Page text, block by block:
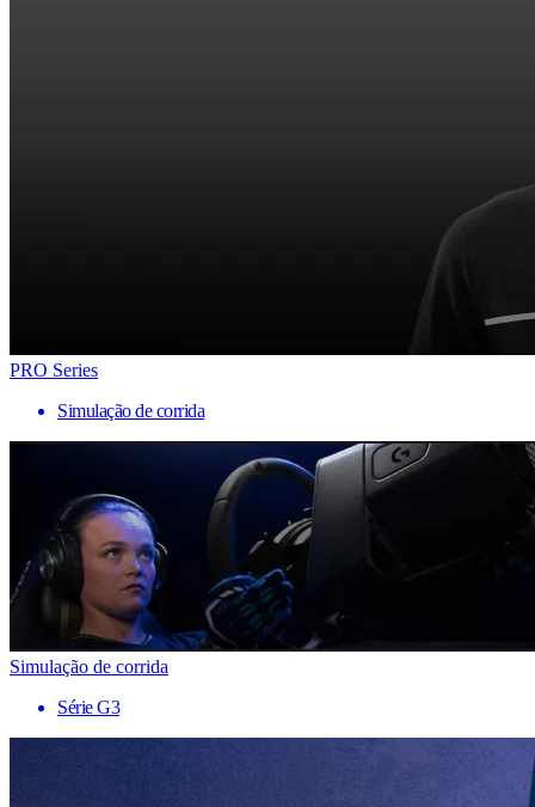
PRO Series
Simulação de corrida
Simulação de corrida
Série G3